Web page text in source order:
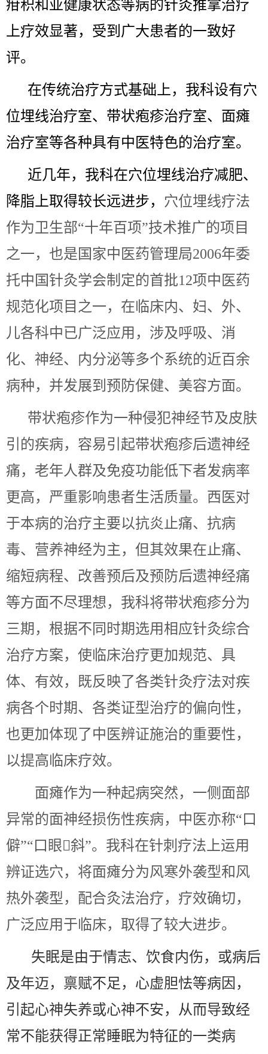
疳积和亚健康状态等病的针灸推拿治疗
上疗效显著，受到广大患者的一致好
评。
在传统治疗方式基础上，我科设有穴
位埋线治疗室、带状疱疹治疗室、面瘫
治疗室等各种具有中医特色的治疗室。
近几年，我科在穴位埋线治疗减肥、
降脂上取得较长远进步， 穴位埋线疗法
作为卫生部“十年百项”技术推广的项目
之一，也是国家中医药管理局2006年委
托中国针灸学会制定的首批12项中医药
规范化项目之一，在临床内、妇、外、
儿各科中已广泛应用，涉及呼吸、消
化、神经、内分泌等多个系统的近百余
病种，并发展到预防保健、美容方面。
带状疱疹作为一种侵犯神经节及皮肤
引的疾病，容易引起带状疱疹后遗神经
痛，老年人群及免疫功能低下者发病率
更高，严重影响患者生活质量。西医对
于本病的治疗主要以抗炎止痛、抗病
毒、营养神经为主，但其效果在止痛、
缩短病程、改善预后及预防后遗神经痛
等方面不尽理想，我科将带状疱疹分为
三期，根据不同时期选用相应针灸综合
治疗方案，使临床治疗更加规范、具
体、有效，既反映了各类针灸疗法对疾
病各个时期、各类证型治疗的偏向性，
也更加体现了中医辨证施治的重要性，
以提高临床疗效。
面瘫作为一种起病突然，一侧面部
异常的面神经损伤性疾病，中医亦称“口
僻”“口眼斜”。我科在针刺疗法上运用
辨证选穴，将面瘫分为风寒外袭型和风
热外袭型，配合灸法治疗，疗效确切，
广泛应用于临床，取得了较大进步。
失眠是由于情志、饮食内伤，或病后
及年迈，禀赋不足，心虚胆怯等病因，
引起心神失养或心神不安，从而导致经
常不能获得正常睡眠为特征的一类病